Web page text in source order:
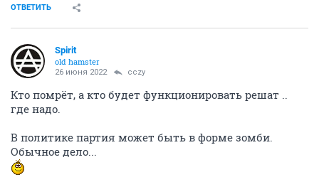
ОТВЕТИТЬ
Spirit
old hamster
26 июня 2022 cczy
Кто помрёт, а кто будет функционировать решат ..
где надо.
В политике партия может быть в форме зомби.
Обычное дело...